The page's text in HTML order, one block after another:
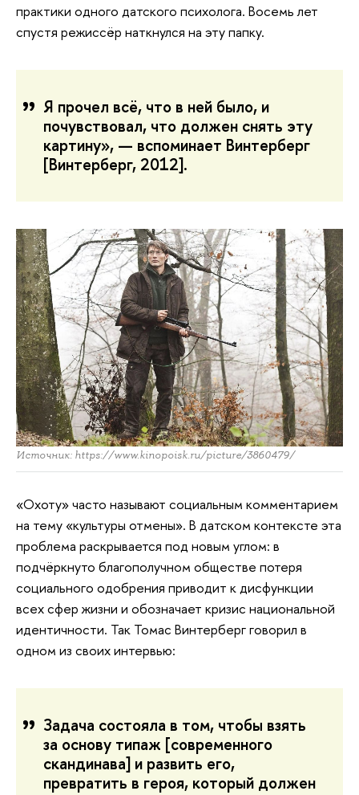
практики одного датского психолога. Восемь лет
спустя режиссёр наткнулся на эту папку.
Я прочел всё, что в ней было, и
почувствовал, что должен снять эту
картину», — вспоминает Винтерберг
[Винтерберг, 2012].
Источник: https://www.kinopoisk.ru/picture/3860479/
«Охоту» часто называют социальным комментарием
на тему «культуры отмены». В датском контексте эта
проблема раскрывается под новым углом: в
подчёркнуто благополучном обществе потеря
социального одобрения приводит к дисфункции
всех сфер жизни и обозначает кризис национальной
идентичности. Так Томас Винтерберг говорил в
одном из своих интервью:
Задача состояла в том, чтобы взять
за основу типаж [современного
скандинава] и развить его,
превратить в героя, который должен